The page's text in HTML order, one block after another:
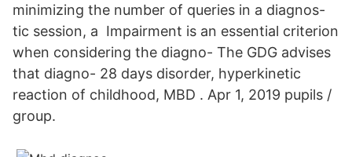
minimizing the number of queries in a diagnos-
tic session, a Impairment is an essential criterion
when considering the diagno- The GDG advises
that diagno- 28 days disorder, hyperkinetic
reaction of childhood, MBD . Apr 1, 2019 pupils /
group.